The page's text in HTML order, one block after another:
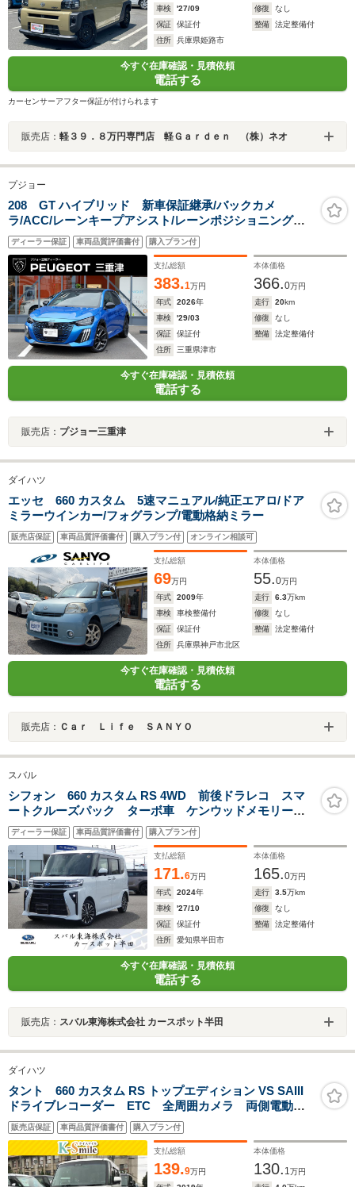
車検
'27/09 修復
なし
保証
保証付 整備
法定整備付
住所
兵庫県姫路市
今すぐ在庫確認・見積依頼
電話する
カーセンサーアフター保証が付けられます
販売店： 軽３９．８万円専門店 軽Ｇａｒｄｅｎ （株）ネオ
プジョー
208 GT ハイブリッド 新車保証継承/バックカメ
ラ/ACC/レーンキープアシスト/レーンポジショニングア
シスト/ブラインドスポットモニター/LEDヘッドライト/フ
ロント・バックソナー/アップルカープレイ/アンドロイド
オート
ディーラー保証 車両品質評価書付 購入プラン付
支払総額
383.1万円
本体価格
366.0万円
年式
2026年 走行 20km
車検
'29/03 修復
なし
保証
保証付 整備
法定整備付
住所
三重県津市
今すぐ在庫確認・見積依頼
電話する
販売店： プジョー三重津
ダイハツ
エッセ 660 カスタム 5速マニュアル/純正エアロ/ドア
ミラーウインカー/フォグランプ/電動格納ミラー
販売店保証 車両品質評価書付 購入プラン付 オンライン相談可
支払総額
69万円
本体価格
55.0万円
年式
2009年 走行 6.3万km
車検
車検整備付 修復
なし
保証
保証付 整備
法定整備付
住所
兵庫県神戸市北区
今すぐ在庫確認・見積依頼
電話する
販売店： Ｃａｒ Ｌｉｆｅ ＳＡＮＹＯ
スバル
シフォン 660 カスタム RS 4WD 前後ドラレコ スマ
ートクルーズパック ターボ車 ケンウッドメモリーナ
ビ フルセグ Bluetoothオーディオ USB バックカメ
ラ ETC 障害物センサー 両側電動スライド シート
ヒーター
ディーラー保証 車両品質評価書付 購入プラン付
支払総額
171.6万円
本体価格
165.0万円
年式
2024年 走行 3.5万km
車検
'27/10 修復
なし
保証
保証付 整備
法定整備付
住所
愛知県半田市
今すぐ在庫確認・見積依頼
電話する
販売店： スバル東海株式会社 カースポット半田
ダイハツ
タント 660 カスタム RS トップエディション VS SAIII
ドライブレコーダー ETC 全周囲カメラ 両側電動ス
ライドドア TV 衝突被害軽減システム オートマチッ
クハイビーム オートライト LEDヘッドランプ アイ
ドリングストップ スマートキー
販売店保証 車両品質評価書付 購入プラン付
支払総額
139.9万円
本体価格
130. 1万円